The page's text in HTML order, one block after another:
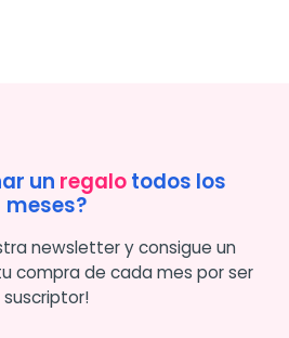
un regalotodos los
meses?
newsletter y consigue un
compra de cada mes por ser
suscriptor!